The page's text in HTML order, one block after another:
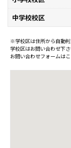
中学校校区
※学校区は住所から自動
学校区はお問い合わせ下さ
お問い合わせフォームは